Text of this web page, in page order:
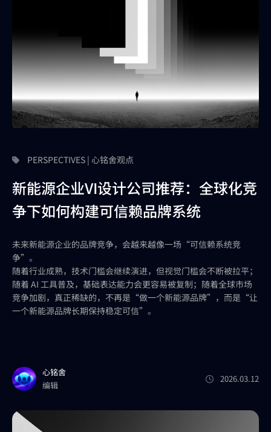
PERSPECTIVES | 心铭舍观点
新能源企业VI设计公司推荐：全球化竞
争下如何构建可信赖品牌系统
未来新能源企业的品牌竞争，会越来越像一场“可信赖系统竞
争”。
随着行业成熟，技术门槛会继续演进，但视觉门槛会不断被拉平；
随着 AI 工具普及，基础表达能力会更容易被复制；随着全球市场
竞争加剧，真正稀缺的，不再是“做一个新能源品牌”，而是“让
一个新能源品牌长期保持稳定可信”。
心铭舍
编辑
2026.03.12